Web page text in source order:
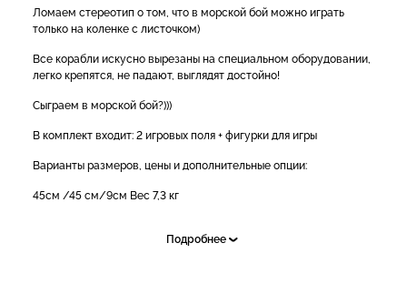
Ломаем стереотип о том, что в морской бой можно играть
только на коленке с листочком)
Все корабли искусно вырезаны на специальном оборудовании,
легко крепятся, не падают, выглядят достойно!
Сыграем в морской бой?)))
В комплект входит: 2 игровых поля + фигурки для игры
Варианты размеров, цены и дополнительные опции:
45см /45 см/9см Вес 7,3 кг
Подробнее